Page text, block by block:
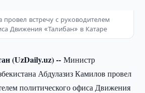
провел встречу с руководителем
Движения «Талибан» в Катаре
(UzDaily.uz) --Министр
Абдулазиз Камилов провел
политического офиса Движения